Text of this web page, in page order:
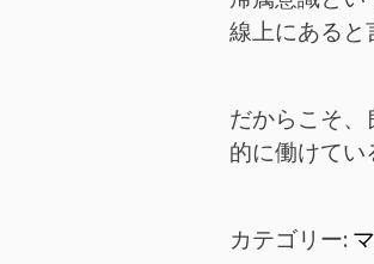
線上にあると
だからこそ
的に働けてい
カテゴリー: